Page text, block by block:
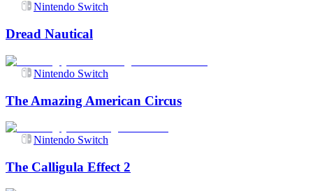
Nintendo Switch
Dread Nautical
Nintendo Switch
The Amazing American Circus
Nintendo Switch
The Calligula Effect 2